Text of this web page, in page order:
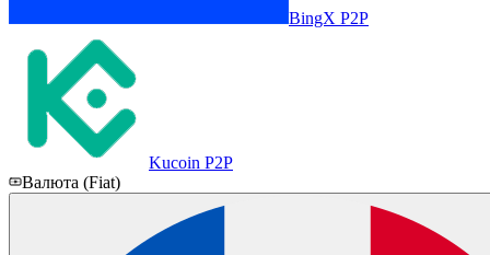
BingX P2P
Kucoin P2P
Валюта (Fiat)